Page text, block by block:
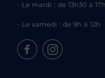
- Le mardi : de 13h30 à
- Le samedi : de 9h à 12h